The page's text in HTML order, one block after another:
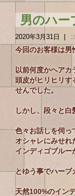
男のハー
2020年3月31日 |
今回のお客様は男
以前何度かヘア
頭皮がヒリヒリす
せんでした。
しかし、段々と
色々お話しを伺っ
オシャレにみせれ
インディゴブルー
とゆう事でハーブ
天然100%のイン